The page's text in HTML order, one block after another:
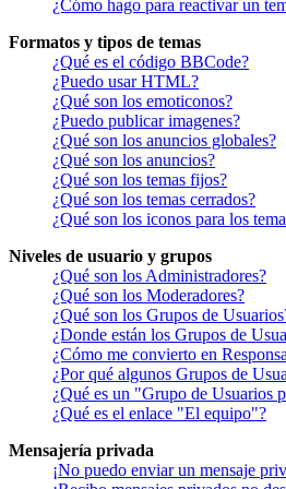
¿Cómo hago para reactivar un
Formatos y tipos de temas
¿Qué es el código BBCode?
¿Puedo usar HTML?
¿Qué son los emoticonos?
¿Puedo publicar imagenes?
¿Qué son los anuncios globales?
¿Qué son los anuncios?
¿Qué son los temas fijos?
¿Qué son los temas cerrados?
¿Qué son los iconos para los
Niveles de usuario y grupos
¿Qué son los Administradores?
¿Qué son los Moderadores?
¿Qué son los Grupos de
¿Donde están los Grupos de
¿Cómo me convierto en
¿Por qué algunos Grupos de
¿Qué es un "Grupo de Usuarios
¿Qué es el enlace "El equipo"?
Mensajería privada
¡No puedo enviar un mensaje